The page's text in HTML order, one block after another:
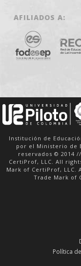
AFILIADOS A:
Institución de
por el Ministerio de
reservados © 2014
CertiProf, LLC. All
Mark of CertiProf, LLC.
Trade Mark of
Política